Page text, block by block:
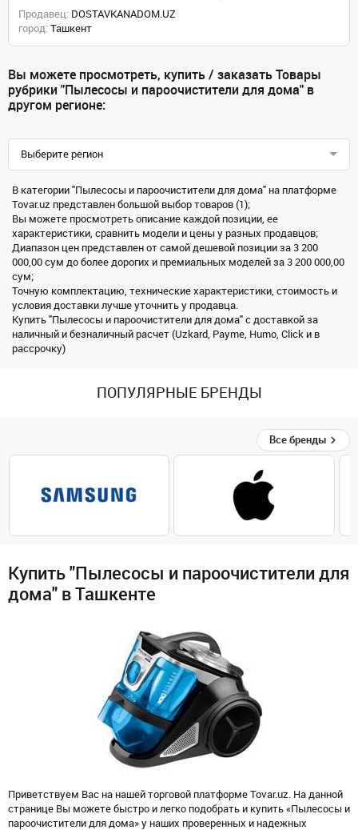
Продавец: DOSTAVKANADOM.UZ
город: Ташкент
Вы можете просмотреть, купить / заказать Товары
рубрики "Пылесосы и пароочистители для дома" в
другом регионе:
Выберите регион
В категории "Пылесосы и пароочистители для дома" на платформе
Tovar.uz представлен большой выбор товаров (1);
Вы можете просмотреть описание каждой позиции, ее
характеристики, сравнить модели и цены у разных продавцов;
Диапазон цен представлен от самой дешевой позиции за 3 200
000,00 сум до более дорогих и премиальных моделей за 3 200 000,00
сум;
Точную комплектацию, технические характеристики, стоимость и
условия доставки лучше уточнить у продавца.
Купить "Пылесосы и пароочистители для дома" с доставкой за
наличный и безналичный расчет (Uzkard, Payme, Humo, Click и в
рассрочку)
ПОПУЛЯРНЫЕ БРЕНДЫ
Все бренды
Купить "Пылесосы и пароочистители для
дома" в Ташкенте
Приветствуем Вас на нашей торговой платформе Tovar.uz. На данной
странице Вы можете быстро и легко подобрать и купить «Пылесосы и
пароочистители для дома» у наших проверенных и надежных